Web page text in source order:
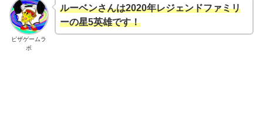
ピザゲームラ
ボ
ルーベンさんは2020年レジェンドファミリ
ーの星5英雄です！